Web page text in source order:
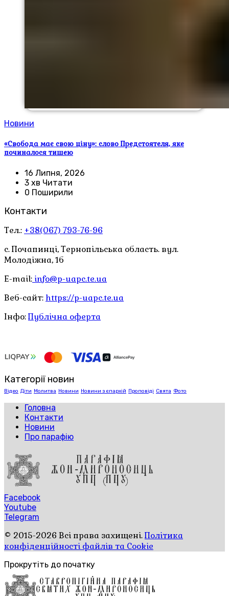
Новини
«Свобода має свою ціну»: слово Предстоятеля, яке
починалося тишею
16 Липня, 2026
3 хв Читати
0 Поширили
Контакти
Тел.: +38(067) 793-76-96
с. Почапинці, Тернопільська область. вул.
Молодіжна, 1б
E-mail: info@p-uapc.te.ua
Веб-сайт: https://p-uapc.te.ua
Інфо:Публічна оферта
Категорії новин
Відео Діти Молитва Новини Новини з єпархій Проповіді Свята Фото
Головна
Контакти
Новини
Про парафію
Facebook
Youtube
Telegram
© 2015-2026 Всі права захищені.Політика
конфіденційності файлів та Cookie
Прокрутіть до початку